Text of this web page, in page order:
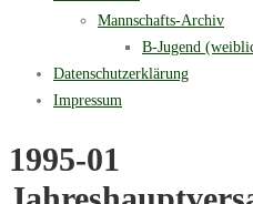
Mannschafts-Archiv
B-Jugend
Datenschutzerklärung
Impressum
1995-01